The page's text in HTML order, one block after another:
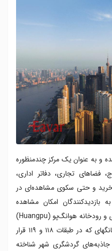
تشکیل شده و به عنوان یک مرکز چندمنظوره
فضاهای تجاری، دفاتر اداری،
خرید و حتی سکوی مشاهده‌ای در
بازدیدکنندگان امکان مشاهده
منظره‌ای شگفت‌انگیز از شهر شانگهای و رودخانه هوانگ‌پو (Huangpu)
را می‌دهد. سکوی مشاهده برج شانگهای که در طبقات ۱۱۸ و ۱۱۹ قرار
گردشگری شهر شناخته